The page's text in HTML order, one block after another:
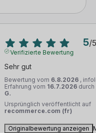
5/5
Verifizierte Bewertung
Sehr gut
Bewertung vom 6.8.2026 ,
Erfahrung vom 16.7.2026 durch
G.
Ursprünglich veröffentlicht auf
recommerce.com (fr)
Originalbewertung anzeigen